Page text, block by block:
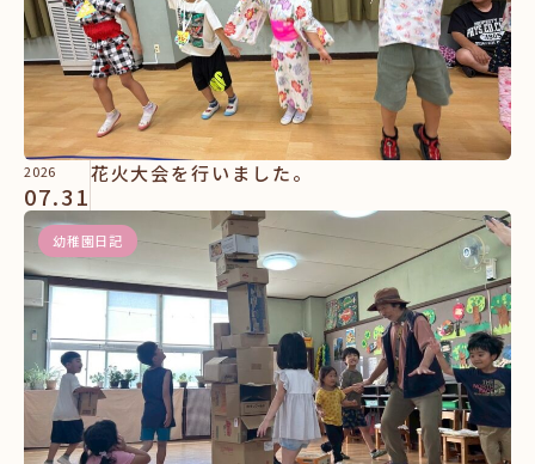
2026
07.31
花火大会を行いました。
幼稚園日記